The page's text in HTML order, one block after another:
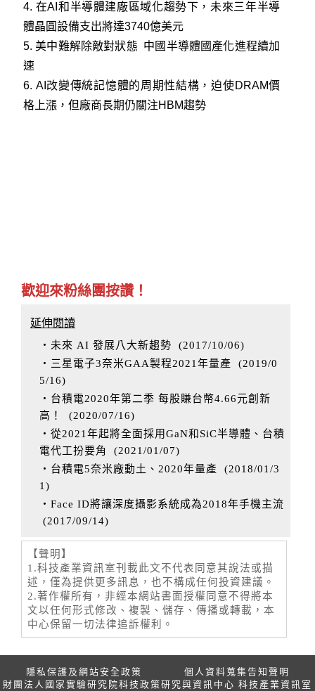
4. 在AI和半導體建廠區域化趨勢下，未來三年半導
體晶圓設備支出將達3740億美元
5.美中難解除敵對狀態 中國半導體國產化進程續加
速
6. AI改變傳統記憶體的周期性結構，迫使DRAM價
格上漲，但廠商長期仍關注HBM趨勢
歡迎來粉絲團按讚！
延伸閱讀
‧未來 AI 發展八大新趨勢 (2017/10/06)
‧三星電子3奈米GAA製程2021年量產 (2019/0
5/16)
‧台積電2020年第二季 每股賺台幣4.66元創新
高！
(2020/07/16)
‧從2021年起將全面採用GaN和SiC半導體、台積
電代工扮要角
(2021/01/07)
‧台積電5奈米廠動土、2020年量產 (2018/01/3
1 )
‧Face ID將讓深度攝影系統成為2018年手機主流
(2017/09/14)
【聲明】
1.科技產業資訊室刊載此文不代表同意其說法或描
述，僅為提供更多訊息，也不構成任何投資建議。
2.著作權所有，非經本網站書面授權同意不得將本
文以任何形式修改、複製、儲存、傳播或轉載，本
中心保留一切法律追訴權利。
隱私保護及網站安全政策
個人資料蒐集告知聲明
財團法人國家實驗研究院科技政策研究與資訊中心 科技產業資訊室